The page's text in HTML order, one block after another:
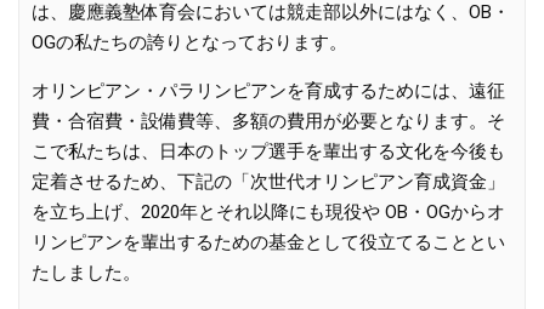
は、慶應義塾体育会においては競走部以外にはなく、OB・
OGの私たちの誇りとなっております。
オリンピアン・パラリンピアンを育成するためには、遠征
費・合宿費・設備費等、多額の費用が必要となります。そ
こで私たちは、日本のトップ選手を輩出する文化を今後も
定着させるため、下記の「次世代オリンピアン育成資金」
を立ち上げ、2020年とそれ以降にも現役や OB・OGからオ
リンピアンを輩出するための基金として役立てることとい
たしました。